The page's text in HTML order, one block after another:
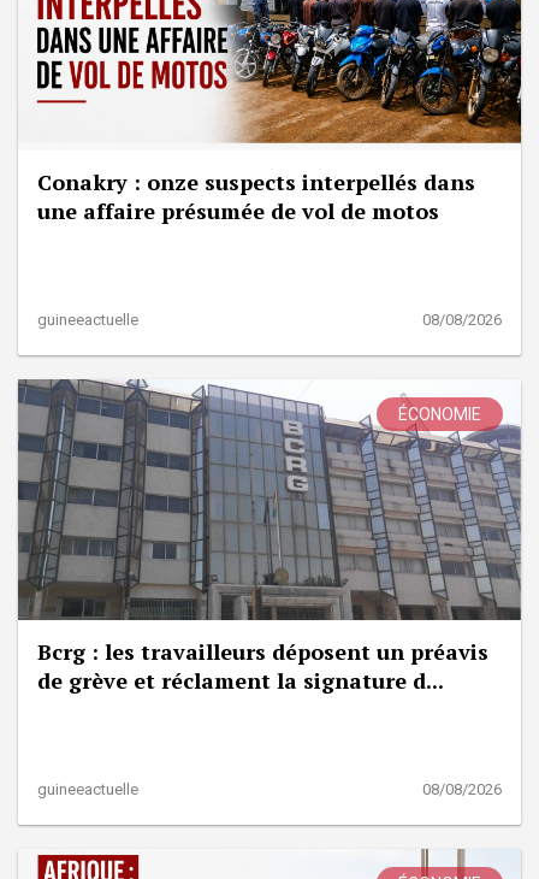
Conakry : onze suspects interpellés dans
une affaire présumée de vol de motos
guineeactuelle 08/08/2026
ÉCONOMIE
Bcrg : les travailleurs déposent un préavis
de grève et réclament la signature d...
guineeactuelle 08/08/2026